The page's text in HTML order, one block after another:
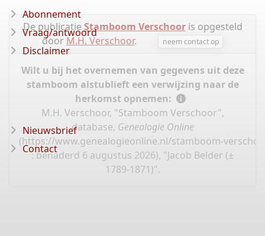
De publicatie Stamboom Verschooris opgesteld
door M.H. Verschoor. neem contact op
Wilt u bij het overnemen van gegevens uit deze
stamboom alstublieft een verwijzing naar de
herkomst opnemen:
M.H. Verschoor, "Stamboom Verschoor",
database, Genealogie Online
(https://www.genealogieonline.nl/stamboom-
: benaderd 6 augustus 2026), "Jacob Belder (±
1789-1871)".
Abonnement
Vraag/antwoord
Disclaimer
Nieuwsbrief
Contact